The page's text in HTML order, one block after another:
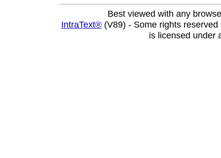
Best viewed with any
IntraText® (V89) - Some rights
is licensed under